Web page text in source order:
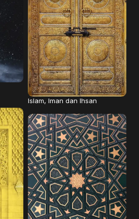
Islam, Iman dan Ihsan